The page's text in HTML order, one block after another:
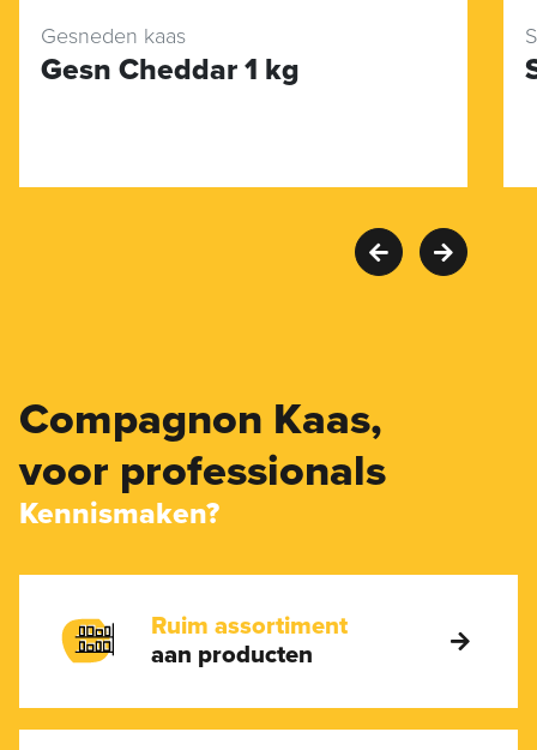
Gesneden kaas
Gesn Cheddar 1 kg
Compagnon Kaas,
voor professionals
Kennismaken?
Ruim assortiment
aan producten